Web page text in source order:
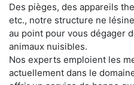
Des pièges, des appareils
etc., notre structure ne
au point pour vous dégager
animaux nuisibles.
Nos experts emploient les
actuellement dans le